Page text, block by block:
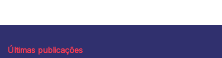
Últimas publicações